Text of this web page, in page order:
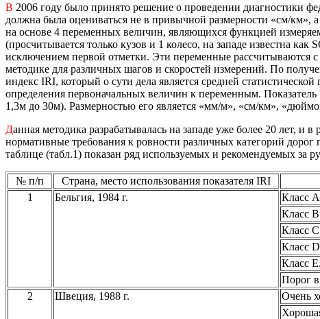
В 2006 году было принято решение о проведении диагностики
должна была оцениваться не в привычной размерности «см/км»,
на основе 4 переменных величин, являющихся функцией
(просчитывается только кузов и 1 колесо, на западе известна
исключением первой отметки. Эти переменные
методике для различных шагов и скоростей измерений. По
индекс IRI, который о сути дела является средней
определения первоначальных величин к переменным.
1,3м до 30м). Размерностью его является «мм/м», «см/км»,
Данная методика разрабатывалась на западе уже более 20 лет, и
нормативные требования к ровности различных категорий
таблице (табл.1) показан ряд используемых и рекомендуемых за
№ п/п Страна, место использования показателя IRI
1
Бельгия, 1984 г. Класс
Класс
Класс
Класс
Класс
Порог
2
Швеция, 1988 г. Очень